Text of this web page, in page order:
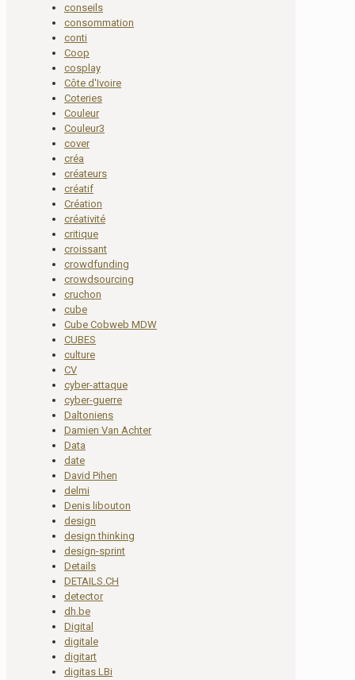
conseils
consommation
conti
Coop
cosplay
Côte d'Ivoire
Coteries
Couleur
Couleur3
cover
créa
créateurs
créatif
Création
créativité
critique
croissant
crowdfunding
crowdsourcing
cruchon
cube
Cube Cobweb MDW
CUBES
culture
CV
cyber-attaque
cyber-guerre
Daltoniens
Damien Van Achter
Data
date
David Pihen
delmi
Denis libouton
design
design thinking
design-sprint
Details
DETAILS.CH
detector
dh.be
Digital
digitale
digitart
digitas LBi